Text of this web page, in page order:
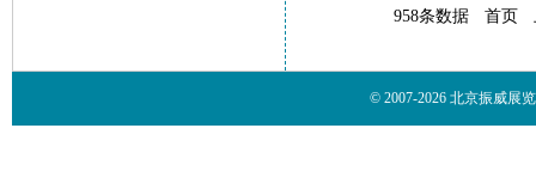
958条数据 首页
© 2007-2026 北京振威